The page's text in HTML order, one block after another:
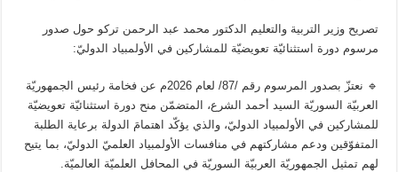
تصريح وزير التربية والتعليم الدكتور محمد عبد الرحمن تركو حول صدور
مرسوم دورة استثنائيّة تعويضيّة للمشاركين في الأولمبياد الدوليّ:
🔹️ نعتزّ بصدور المرسوم رقم /87/ لعام 2026م عن فخامة رئيس الجمهوريّة
العربيّة السوريّة السيد أحمد الشرع، المتضمّن منح دورة استثنائيّة تعويضيّة
للمشاركين في الأولمبياد الدوليّ، والذي يؤكّد اهتمامَ الدولة برعاية الطلبة
المتفوّقين ودعم مشاركتهم في منافسات الأولمبياد العلميّ الدوليّ، بما يتيح
لهم تمثيل الجمهوريّة العربيّة السوريّة في المحافل العلميّة العالميّة.